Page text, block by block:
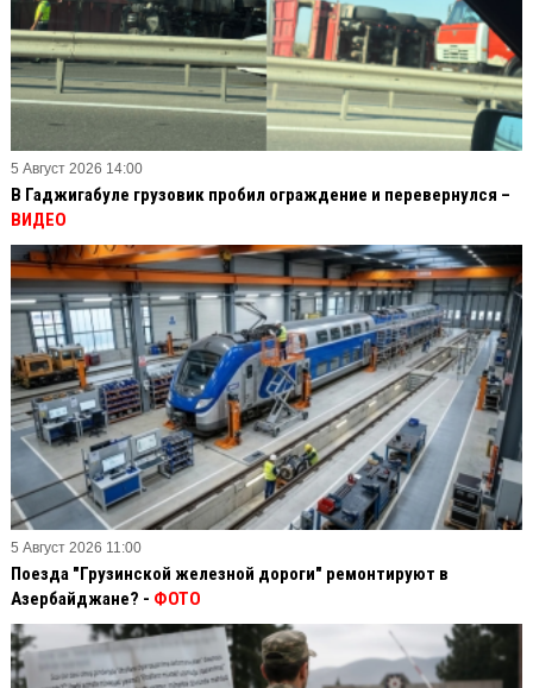
5 Август 2026 14:00
В Гаджигабуле грузовик пробил ограждение и перевернулся –
ВИДЕО
5 Август 2026 11:00
Поезда "Грузинской железной дороги" ремонтируют в
Азербайджане? - ФОТО